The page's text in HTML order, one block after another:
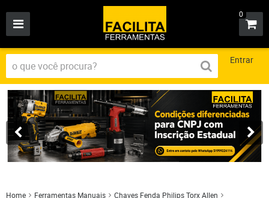
0
Entrar
Home Ferramentas Manuais
Chaves Fenda Philips Torx Allen